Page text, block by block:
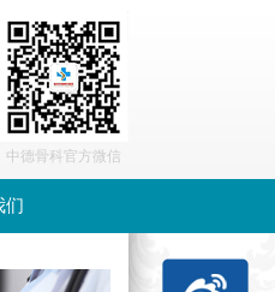
中德骨科官方微信
们